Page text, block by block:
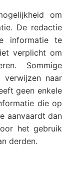
om
De redactie
informatie te
verplicht om
Sommige
verwijzen naar
geen enkele
die op
aanvaardt dan
het gebruik
derden.